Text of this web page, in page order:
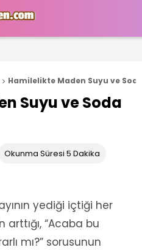
 Hamilelikte Maden Suyu ve
Suyu ve Soda
Okunma Süresi 5 Dakika
yediği içtiği her
arttığı, “Acaba bu
mı?” sorusunun